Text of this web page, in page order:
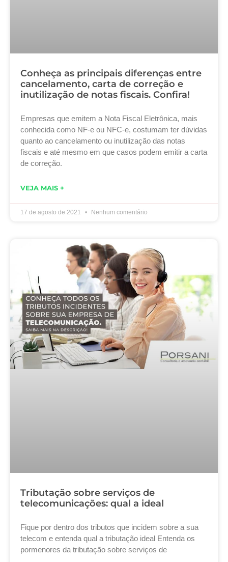
Conheça as principais diferenças entre
cancelamento, carta de correção e
inutilização de notas fiscais. Confira!
Empresas que emitem a Nota Fiscal Eletrônica, mais
conhecida como NF-e ou NFC-e, costumam ter dúvidas
quanto ao cancelamento ou inutilização das notas
fiscais e até mesmo em que casos podem emitir a carta
de correção.
VEJA MAIS +
17 de agosto de 2021 Nenhum comentário
Tributação sobre serviços de
telecomunicações: qual a ideal
Fique por dentro dos tributos que incidem sobre a sua
telecom e entenda qual a tributação ideal Entenda os
pormenores da tributação sobre serviços de